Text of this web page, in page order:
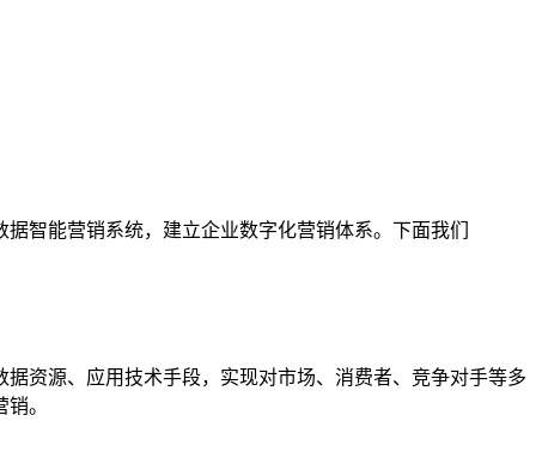
智能营销系统，建立企业数字化营销体系。下面我们
据资源、应用技术手段，实现对市场、消费者、竞争对手等多
。